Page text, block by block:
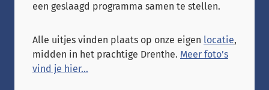
een geslaagd programma samen te stellen.
Alle uitjes vinden plaats op onze eigen locatie,
midden in het prachtige Drenthe. Meer foto’s
vind je hier…